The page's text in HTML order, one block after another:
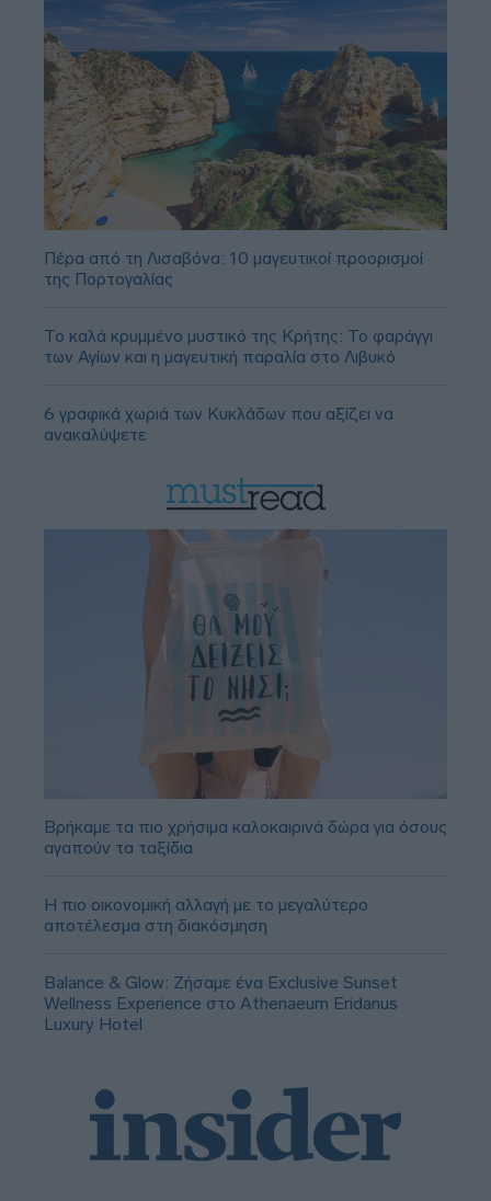
Πέρα από τη Λισαβόνα: 10 μαγευτικοί προορισμοί
της Πορτογαλίας
Το καλά κρυμμένο μυστικό της Κρήτης: Το φαράγγι
των Αγίων και η μαγευτική παραλία στο Λιβυκό
6 γραφικά χωριά των Κυκλάδων που αξίζει να
ανακαλύψετε
Βρήκαμε τα πιο χρήσιμα καλοκαιρινά δώρα για όσους
αγαπούν τα ταξίδια
Η πιο οικονομική αλλαγή με το μεγαλύτερο
αποτέλεσμα στη διακόσμηση
Balance & Glow: Ζήσαμε ένα Exclusive Sunset
Wellness Experience στο Athenaeum Eridanus
Luxury Hotel